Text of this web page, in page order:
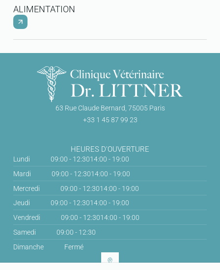
ALIMENTATION
63 Rue Claude Bernard, 75005 Paris
+33 1 45 87 99 23
HEURES D'OUVERTURE
Lundi 09:00 - 12:3014:00 - 19:00
Mardi
09:00 - 12:3014:00 - 19:00
Mercredi
09:00 - 12:3014:00 - 19:00
Jeudi
09:00 - 12:3014:00 - 19:00
Vendredi
09:00 - 12:3014:00 - 19:00
Samedi
09:00 - 12:30
Dimanche
Fermé